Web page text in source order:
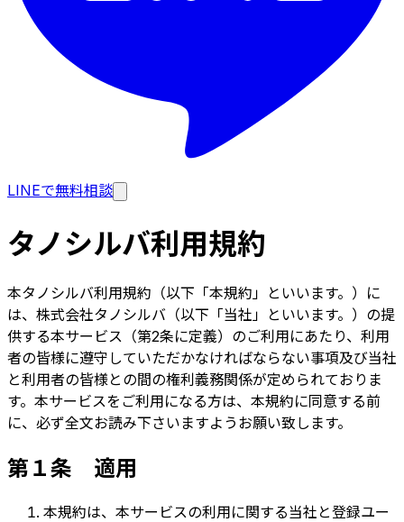
LINEで無料相談
タノシルバ利用規約
本タノシルバ利用規約（以下「本規約」といいます。）に
は、株式会社タノシルバ（以下「当社」といいます。）の提
供する本サービス（第2条に定義）のご利用にあたり、利用
者の皆様に遵守していただかなければならない事項及び当社
と利用者の皆様との間の権利義務関係が定められておりま
す。本サービスをご利用になる方は、本規約に同意する前
に、必ず全文お読み下さいますようお願い致します。
第１条 適用
本規約は、本サービスの利用に関する当社と登録ユー